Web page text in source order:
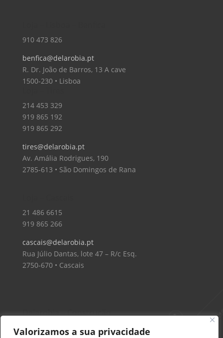
Valorizamos a sua privacidade
910 473 826
benfica@delarobia.pt
R. Dr. João de Barros, 13 A cave
1500-230 • Lisboa
214 453 329
919 865 192
919 865 292
tires@delarobia.pt
Av. Amália Rodrigues, 190
2785-613 • São Domingos de Rana
21 486 6615
919 865 266
cascais@delarobia.pt
Rua Júlio Dantas, lote 47 – R/c Esq.
2750-670 • Cascais
Delarobia – Construção
912 441 514